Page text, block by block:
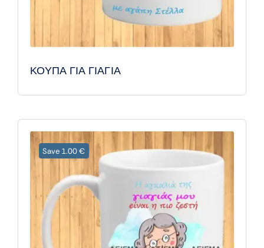
ΚΟΥΠΑ ΓΙΑ ΓΙΑΓΙΑ
Save 1.00 €